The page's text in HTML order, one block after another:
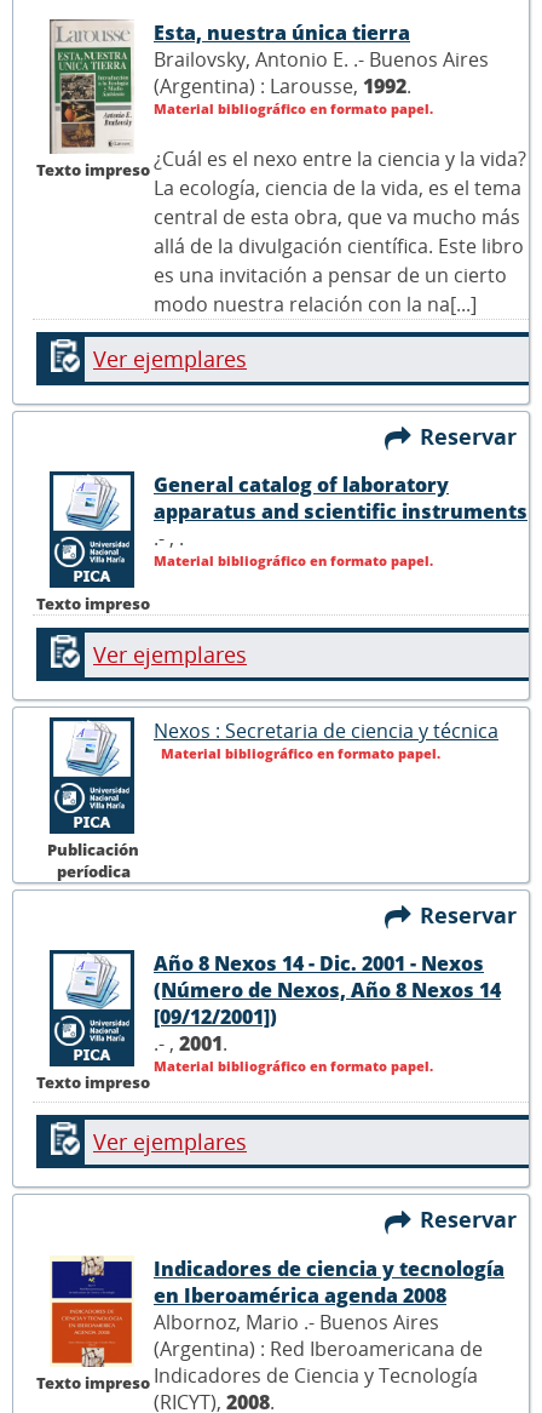
Texto impreso
Esta, nuestra única tierra
Brailovsky, Antonio E. .- Buenos Aires
(Argentina) : Larousse, 1992.
Material bibliográfico en formato papel.
¿Cuál es el nexo entre la ciencia y la vida?
La ecología, ciencia de la vida, es el tema
central de esta obra, que va mucho más
allá de la divulgación científica. Este libro
es una invitación a pensar de un cierto
modo nuestra relación con la na[...]
Ver ejemplares
Reservar
Texto impreso
General catalog of laboratory
apparatus and scientific instruments
.- , .
Material bibliográfico en formato papel.
Ver ejemplares
Publicación
períodica
Nexos : Secretaria de ciencia y técnica
Material bibliográfico en formato papel.
Reservar
Texto impreso
Año 8 Nexos 14 - Dic. 2001 - Nexos
(Número de Nexos, Año 8 Nexos 14
[09/12/2001])
.- , 2001.
Material bibliográfico en formato papel.
Ver ejemplares
Reservar
Texto impreso
Indicadores de ciencia y tecnología
en Iberoamérica agenda 2008
Albornoz, Mario .- Buenos Aires
(Argentina) : Red Iberoamericana de
Indicadores de Ciencia y Tecnología
(RICYT), 2008.